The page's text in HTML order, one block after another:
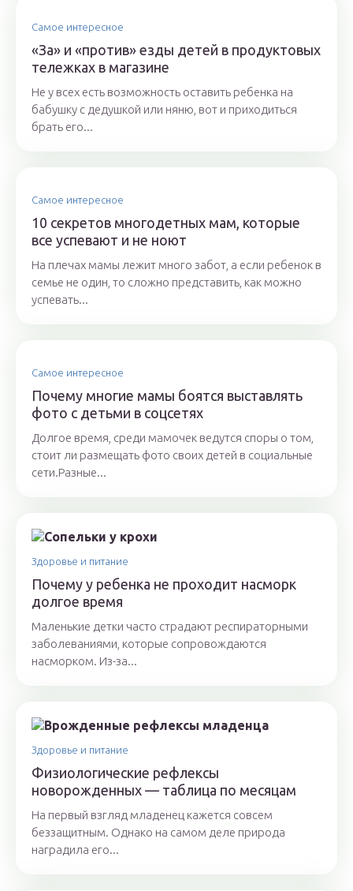
Самое интересное
«За» и «против» езды детей в продуктовых
тележках в магазине
Не у всех есть возможность оставить ребенка на
бабушку с дедушкой или няню, вот и приходиться
брать его...
Самое интересное
10 секретов многодетных мам, которые
все успевают и не ноют
На плечах мамы лежит много забот, а если ребенок в
семье не один, то сложно представить, как можно
успевать...
Самое интересное
Почему многие мамы боятся выставлять
фото с детьми в соцсетях
Долгое время, среди мамочек ведутся споры о том,
стоит ли размещать фото своих детей в социальные
сети.Разные...
Здоровье и питание
Почему у ребенка не проходит насморк
долгое время
Маленькие детки часто страдают респираторными
заболеваниями, которые сопровождаются
насморком. Из-за...
Здоровье и питание
Физиологические рефлексы
новорожденных — таблица по месяцам
На первый взгляд младенец кажется совсем
беззащитным. Однако на самом деле природа
наградила его...